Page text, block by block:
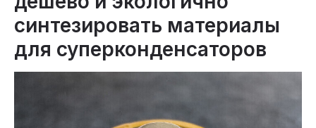
синтезировать материалы
для суперконденсаторов